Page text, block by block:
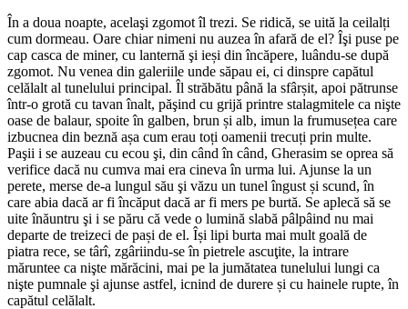
În a doua noapte, acelaşi zgomot îl trezi. Se ridică, se uită la ceilalți
cum dormeau. Oare chiar nimeni nu auzea în afară de el? Îşi puse pe
cap casca de miner, cu lanternă şi ieși din încăpere, luându-se după
zgomot. Nu venea din galeriile unde săpau ei, ci dinspre capătul
celălalt al tunelului principal. Îl străbătu până la sfârșit, apoi pătrunse
într-o grotă cu tavan înalt, păşind cu grijă printre stalagmitele ca nişte
oase de balaur, spoite în galben, brun și alb, imun la frumusețea care
izbucnea din beznă așa cum erau toți oamenii trecuți prin multe.
Paşii i se auzeau cu ecou şi, din când în când, Gherasim se oprea să
verifice dacă nu cumva mai era cineva în urma lui. Ajunse la un
perete, merse de-a lungul său şi văzu un tunel îngust și scund, în
care abia dacă ar fi încăput dacă ar fi mers pe burtă. Se aplecă să se
uite înăuntru şi i se păru că vede o lumină slabă pâlpâind nu mai
departe de treizeci de pași de el. Își lipi burta mai mult goală de
piatra rece, se târî, zgâriindu-se în pietrele ascuţite, la intrare
măruntee ca nişte mărăcini, mai pe la jumătatea tunelului lungi ca
nişte pumnale şi ajunse astfel, icnind de durere și cu hainele rupte, în
capătul celălalt.